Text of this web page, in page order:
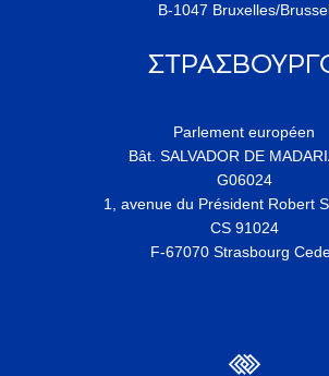
B-1047 Bruxelles/
Parlement européen
Bât. SALVADOR DE
G06024
1, avenue du Président Robert
CS 91024
F-67070 Strasbourg